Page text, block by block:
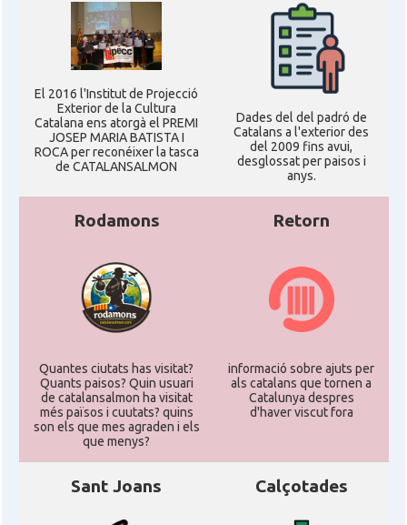
El 2016 l'Institut de Projecció
Exterior de la Cultura
Catalana ens atorgà el PREMI
JOSEP MARIA BATISTA I
ROCA per reconéixer la tasca
de CATALANSALMON
Dades del del padró de
Catalans a l'exterior des
del 2009 fins avui,
desglossat per paisos i
anys.
Rodamons
Quantes ciutats has visitat?
Quants paisos? Quin usuari
de catalansalmon ha visitat
més països i cuutats? quins
son els que mes agraden i els
que menys?
Retorn
informació sobre ajuts per
als catalans que tornen a
Catalunya despres
d'haver viscut fora
Sant Joans Calçotades